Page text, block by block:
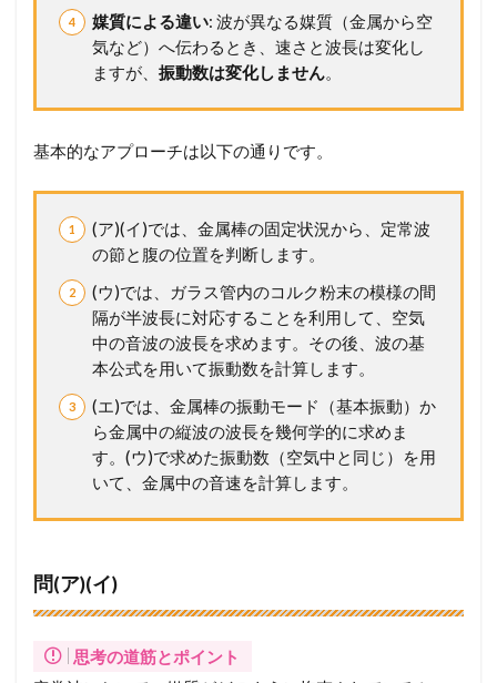
媒質による違い: 波が異なる媒質（金属から空
気など）へ伝わるとき、速さと波長は変化し
ますが、 振動数は変化しません。
基本的なアプローチは以下の通りです。
(ア)(イ)では、金属棒の固定状況から、定常波
の節と腹の位置を判断します。
(ウ)では、ガラス管内のコルク粉末の模様の間
隔が半波長に対応することを利用して、空気
中の音波の波長を求めます。その後、波の基
本公式を用いて振動数を計算します。
(エ)では、金属棒の振動モード（基本振動）か
ら金属中の縦波の波長を幾何学的に求めま
す。(ウ)で求めた振動数（空気中と同じ）を用
いて、金属中の音速を計算します。
問(ア)(イ)
思考の道筋とポイント